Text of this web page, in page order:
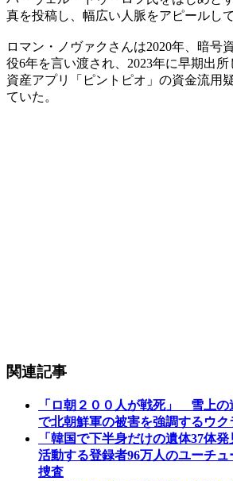
真を投稿し、幅広い人脈をアピールして
ロマン・ノヴァクさんは2020年、暗号
役6年を言い渡され、2023年に早期出
資産アプリ「ピントピオ」の資金流用
ていた。
関連記事
「ロ朝２００人が戦死」 雪上
で北朝鮮軍の被害を強調するウク
「韓国で下半身だけの遺体37体
活動する登録者96万人のユーチ
捜査